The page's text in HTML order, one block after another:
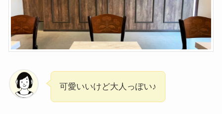
可愛いいけど大人っぽい♪